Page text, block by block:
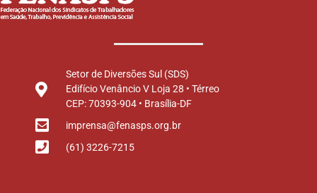
Setor de Diversões Sul (SDS)
Edifício Venâncio V Loja 28 • Térreo
CEP: 70393-904 • Brasília-DF
imprensa@fenasps.org.br
(61) 3226-7215